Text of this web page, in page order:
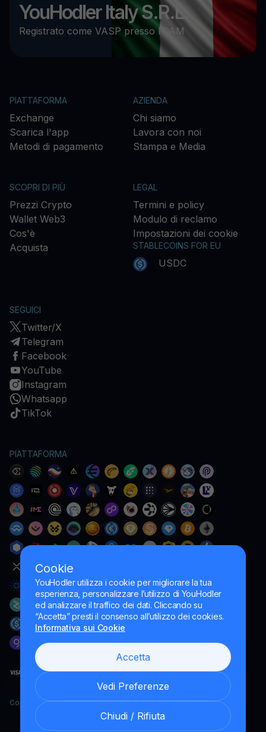
Cookie
YouHodler utilizza i cookie per migliorare la tua
esperienza, personalizzare l’utilizzo di YouHodler
ed analizzare il traffico dei dati. Cliccando su
“Accetta” presti il consenso all’utilizzo dei cookies.
Informativa sui Cookie
Accetta
Vedi Preferenze
Chiudi / Rifiuta
YouHodler Italy S.R.L.
Registrato come VASP presso l’OAM
PIATTAFORMA
Exchange
Scarica l'app
Metodi di pagamento
AZIENDA
Chi siamo
Lavora con noi
Stampa e Media
SCOPRI DI PIÙ
Prezzi Crypto
Wallet Web3
Cos'è
Acquista
LEGAL
Termini e policy
Modulo di reclamo
Impostazioni dei cookie
STABLECOINS FOR EU
USDC
SEGUICI
Twitter/X
Telegram
Facebook
YouTube
Instagram
Whatsapp
TikTok
PIATTAFORMA
Copyright YouHodler, 2026.